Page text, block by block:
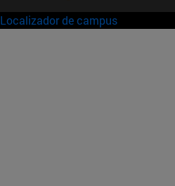
Localizador de campus